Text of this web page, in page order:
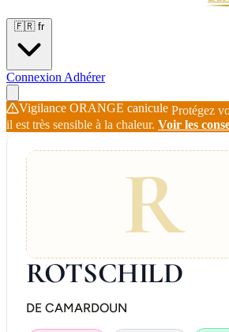
🇫🇷 fr
Connexion Adhérer
Vigilance ORANGE canicule Protégez
il est très sensible à la chaleur. Voir les
R
ROTSCHILD
DE CAMARDOUN